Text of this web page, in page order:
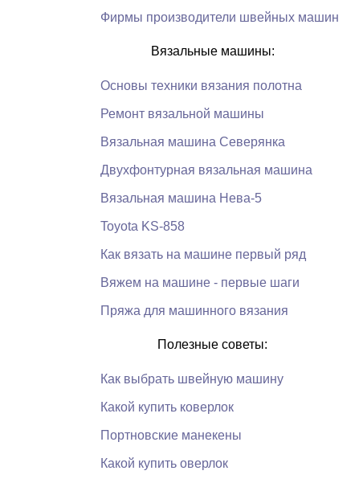
Фирмы производители швейных машин
Вязальные машины:
Основы техники вязания полотна
Ремонт вязальной машины
Вязальная машина Северянка
Двухфонтурная вязальная машина
Вязальная машина Нева-5
Toyota KS-858
Как вязать на машине первый ряд
Вяжем на машине - первые шаги
Пряжа для машинного вязания
Полезные советы:
Как выбрать швейную машину
Какой купить коверлок
Портновские манекены
Какой купить оверлок